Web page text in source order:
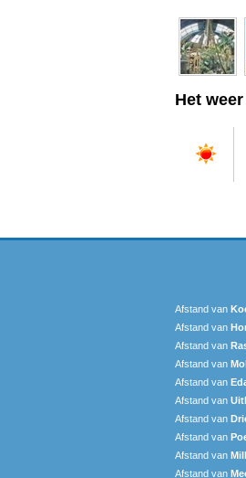
Het
Afstand van
Afstand van
Afstand van
Afstand van
Afstand van
Afstand van
Afstand van
Afstand van
Afstand van Mill
Afstand van